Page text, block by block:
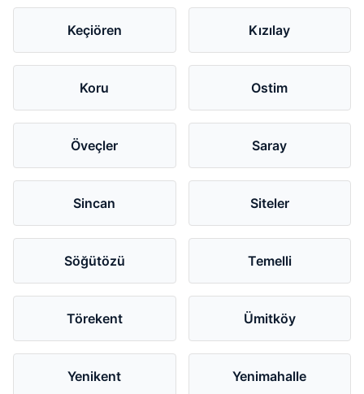
Keçiören Kızılay
Koru Ostim
Öveçler Saray
Sincan Siteler
Söğütözü Temelli
Törekent Ümitköy
Yenikent Yenimahalle